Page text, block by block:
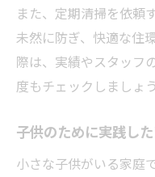
また、定期清掃を依頼
未然に防ぎ、快適な住
際は、実績やスタッフ
度もチェックしましょう
子供のために実践し
小さな子供がいる家庭